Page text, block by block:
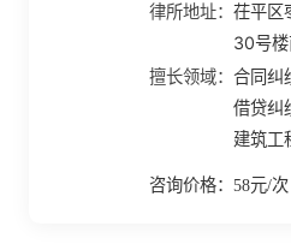
律所地址：茌平区
30号
擅长领域：合同纠
借贷纠
建筑工
咨询价格：58元/次